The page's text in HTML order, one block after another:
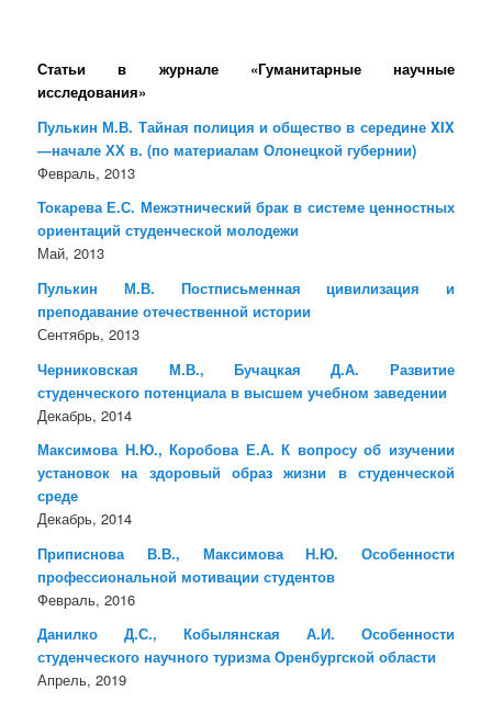
Статьи в журнале «Гуманитарные научные
исследования»
Пулькин М.В. Тайная полиция и общество в середине XIX
—начале ХХ в. (по материалам Олонецкой губернии)
Февраль, 2013
Токарева Е.С. Межэтнический брак в системе ценностных
ориентаций студенческой молодежи
Май, 2013
Пулькин М.В. Постписьменная цивилизация и
преподавание отечественной истории
Сентябрь, 2013
Черниковская М.В., Бучацкая Д.А. Развитие
студенческого потенциала в высшем учебном заведении
Декабрь, 2014
Максимова Н.Ю., Коробова Е.А. К вопросу об изучении
установок на здоровый образ жизни в студенческой
среде
Декабрь, 2014
Приписнова В.В., Максимова Н.Ю. Особенности
профессиональной мотивации студентов
Февраль, 2016
Данилко Д.С., Кобылянская А.И. Особенности
студенческого научного туризма Оренбургской области
Апрель, 2019